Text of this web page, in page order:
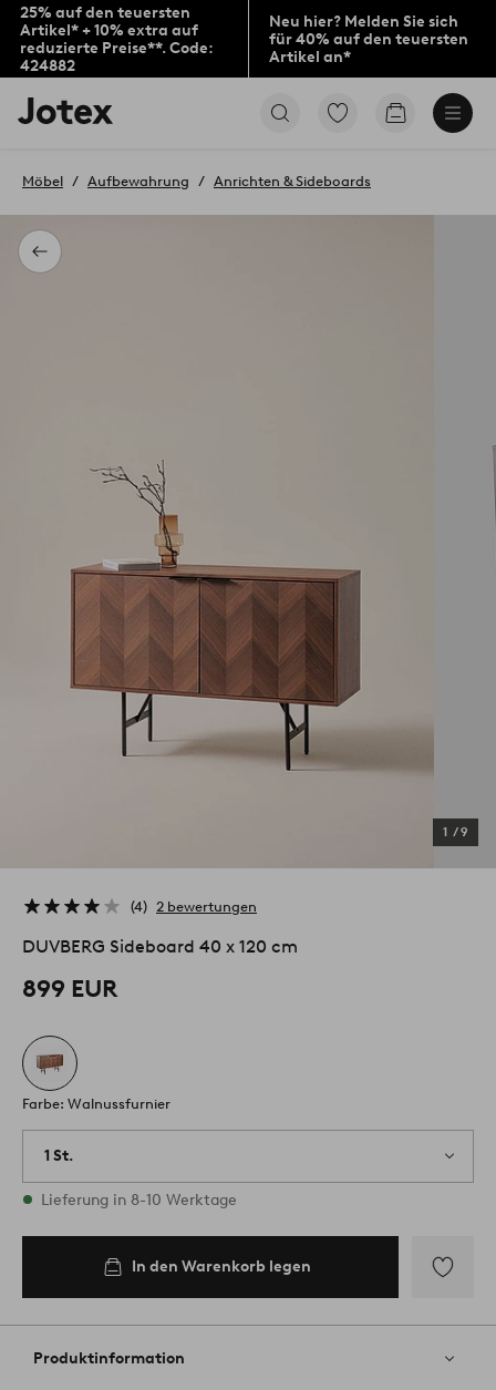
25% auf den teuersten
Artikel* + 10% extra auf
reduzierte Preise**. Code:
424882
Neu hier? Melden Sie sich
für 40% auf den teuersten
Artikel an*
Jotex-
Logo
Startseite
Zu
Favoriten
Produkten
Zum
Zurück
Möbel Aufbewahrung Anrichten & Sideboards
1 /9
4 2 bewertungen
DUVBERG Sideboard 40 x 120 cm
899 EUR
Farbe: Walnussfurnier
1 St.
Vorrätig
Lieferung in 8-10 Werktage
In den Warenkorb legen
Favoriten
Produktinformation